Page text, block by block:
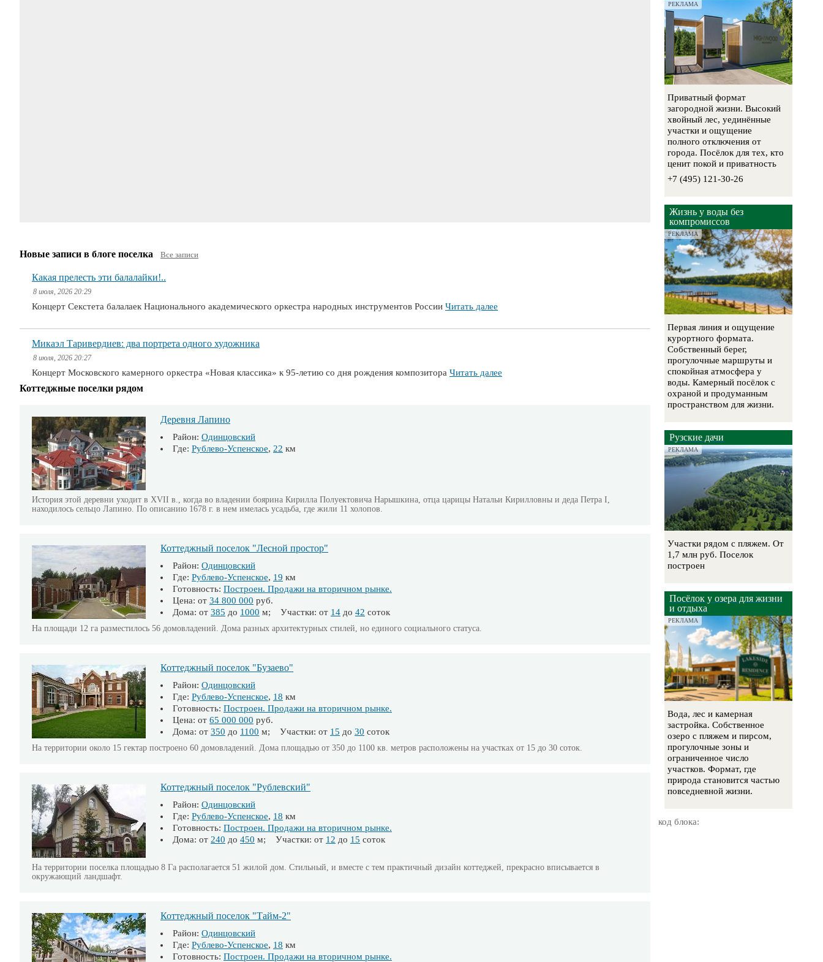
Новые записи в блоге поселка Все записи
Какая прелесть эти балалайки!..
8 июля, 2026 20:29
Концерт Секстета балалаек Национального академического оркестра народных инструментов России Читать далее
Микаэл Таривердиев: два портрета одного художника
8 июля, 2026 20:27
Концерт Московского камерного оркестра «Новая классика» к 95-летию со дня рождения композитора Читать далее
Коттеджные поселки рядом
Деревня Лапино
Район: Одинцовский
Где: Рублево-Успенское, 22 км
История этой деревни уходит в XVII в., когда во владении боярина Кирилла Полуектовича Нарышкина, отца царицы Натальи Кирилловны и деда Петра I,
находилось сельцо Лапино. По описанию 1678 г. в нем имелась усадьба, где жили 11 холопов.
Коттеджный поселок "Лесной простор"
Район: Одинцовский
Где: Рублево-Успенское, 19 км
Готовность: Построен. Продажи на вторичном рынке.
Цена: от 34 800 000 руб.
Дома: от 385 до 1000 м; Участки: от 14 до 42 соток
На площади 12 га разместилось 56 домовладений. Дома разных архитектурных стилей, но единого социального статуса.
Коттеджный поселок "Бузаево"
Район: Одинцовский
Где: Рублево-Успенское, 18 км
Готовность: Построен. Продажи на вторичном рынке.
Цена: от 65 000 000 руб.
Дома: от 350 до 1100 м; Участки: от 15 до 30 соток
На территории около 15 гектар построено 60 домовладений. Дома площадью от 350 до 1100 кв. метров расположены на участках от 15 до 30 соток.
Коттеджный поселок "Рублевский"
Район: Одинцовский
Где: Рублево-Успенское, 18 км
Готовность: Построен. Продажи на вторичном рынке.
Дома: от 240 до 450 м; Участки: от 12 до 15 соток
На территории поселка площадью 8 Га располагается 51 жилой дом. Стильный, и вместе с тем практичный дизайн коттеджей, прекрасно вписывается в
окружающий ландшафт.
Коттеджный поселок "Тайм-2"
Район: Одинцовский
Где: Рублево-Успенское, 18 км
Готовность: Построен. Продажи на вторичном рынке.
РЕКЛАМА
Приватный формат
загородной жизни. Высокий
хвойный лес, уединённые
участки и ощущение
полного отключения от
города. Посёлок для тех, кто
ценит покой и приватность
+7 (495) 121-30-26
Жизнь у воды без
компромиссов
РЕКЛАМА
Первая линия и ощущение
курортного формата.
Собственный берег,
прогулочные маршруты и
спокойная атмосфера у
воды. Камерный посёлок с
охраной и продуманным
пространством для жизни.
Рузские дачи
РЕКЛАМА
Участки рядом с пляжем. От
1,7 млн руб. Поселок
построен
Посёлок у озера для жизни
и отдыха
РЕКЛАМА
Вода, лес и камерная
застройка. Собственное
озеро с пляжем и пирсом,
прогулочные зоны и
ограниченное число
участков. Формат, где
природа становится частью
повседневной жизни.
код блока: